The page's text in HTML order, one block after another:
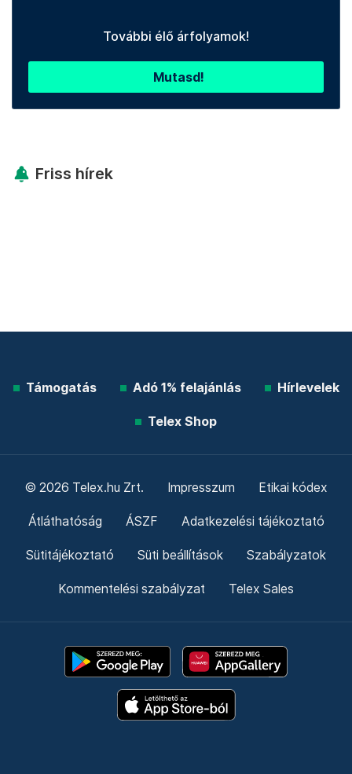
További élő árfolyamok!
Mutasd!
Friss hírek
Támogatás Adó 1% felajánlás Hírlevelek
Telex Shop
© 2026 Telex.hu Zrt. Impresszum Etikai kódex
Átláthatóság ÁSZF Adatkezelési tájékoztató
Sütitájékoztató Süti beállítások Szabályzatok
Kommentelési szabályzat Telex Sales